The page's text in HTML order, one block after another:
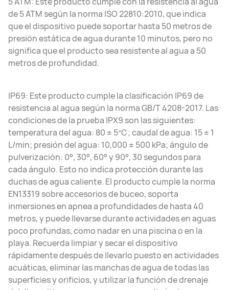
de 5 ATM según la norma ISO 22810:2010, que indica
que el dispositivo puede soportar hasta 50 metros de
presión estática de agua durante 10 minutos, pero no
significa que el producto sea resistente al agua a 50
metros de profundidad.
IP69: Este producto cumple la clasificación IP69 de
resistencia al agua según la norma GB/T 4208-2017. Las
condiciones de la prueba IPX9 son las siguientes:
temperatura del agua: 80 ± 5℃; caudal de agua: 15 ± 1
L/min; presión del agua: 10,000 ± 500 kPa; ángulo de
pulverización: 0°, 30°, 60° y 90°, 30 segundos para
cada ángulo. Esto no indica protección durante las
duchas de agua caliente. El producto cumple la norma
EN13319 sobre accesorios de buceo, soporta
inmersiones en apnea a profundidades de hasta 40
metros, y puede llevarse durante actividades en aguas
poco profundas, como nadar en una piscina o en la
playa. Recuerda limpiar y secar el dispositivo
rápidamente después de llevarlo puesto en actividades
acuáticas, eliminar las manchas de agua de todas las
superficies y orificios, y utilizar la función de drenaje